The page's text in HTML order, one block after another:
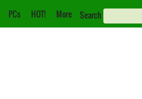
PCs HOT! More Search